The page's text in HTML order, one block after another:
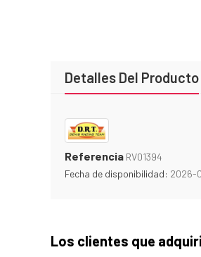
Detalles Del Producto
Referencia RV01394
Fecha de disponibilidad: 2026-
Los clientes que